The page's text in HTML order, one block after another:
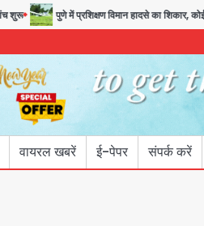
पुणे में प्रशिक्षण विमान हादसे का शिकार, कोई हताहत
वायरल खबरें ई-पेपर संपर्क करें